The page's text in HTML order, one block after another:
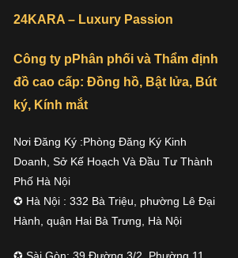
24KARA – Luxury Passion
Công ty pPhân phối và Thẩm định
đồ cao cấp: Đồng hồ, Bật lửa, Bút
ký, Kính mắt
Nơi Đăng Ký :Phòng Đăng Ký Kinh
Doanh, Sở Kế Hoạch Và Đầu Tư Thành
Phố Hà Nội
✪ Hà Nội : 332 Bà Triệu, phường Lê Đại
Hành, quận Hai Bà Trưng, Hà Nội
✪ Sài Gòn: 39 Đường 3/2, Phường 11,